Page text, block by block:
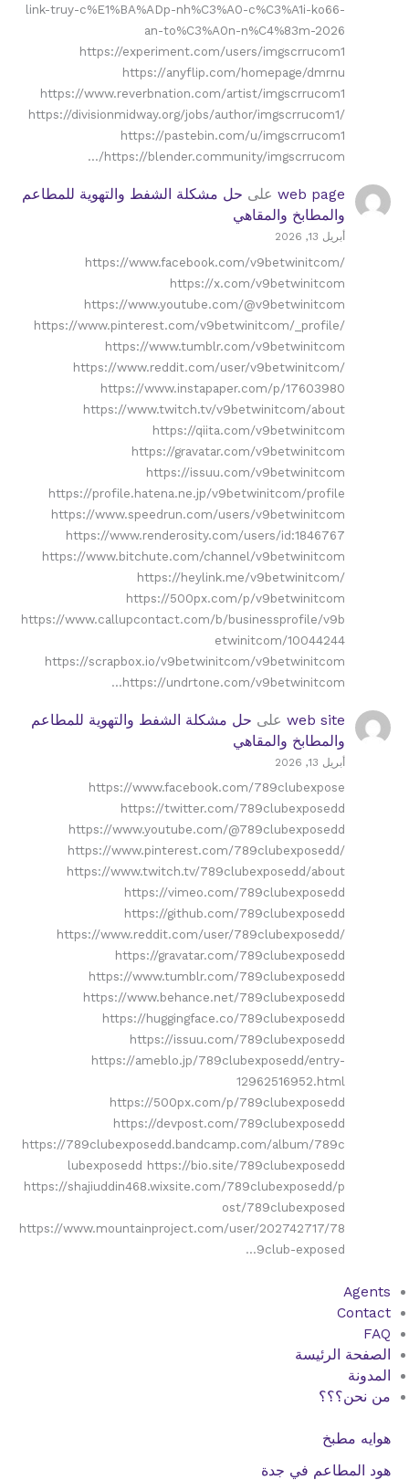
link-truy-c%E1%BA%ADp-nh%C3%A0-c%C3%A1i-ko66-
an-to%C3%A0n-n%C4%83m-2026
https://experiment.com/users/imgscrrucom1
https://anyflip.com/homepage/dmrnu
https://www.reverbnation.com/artist/imgscrrucom1
https://divisionmidway.org/jobs/author/imgscrrucom1/
https://pastebin.com/u/imgscrrucom1
https://blender.community/imgscrrucom/…
web page على حل مشكلة الشفط والتهوية للمطاعم
والمطابخ والمقاهي
أبريل 13, 2026
https://www.facebook.com/v9betwinitcom/
https://x.com/v9betwinitcom
https://www.youtube.com/@v9betwinitcom
https://www.pinterest.com/v9betwinitcom/_profile/
https://www.tumblr.com/v9betwinitcom
https://www.reddit.com/user/v9betwinitcom/
https://www.instapaper.com/p/17603980
https://www.twitch.tv/v9betwinitcom/about
https://qiita.com/v9betwinitcom
https://gravatar.com/v9betwinitcom
https://issuu.com/v9betwinitcom
https://profile.hatena.ne.jp/v9betwinitcom/profile
https://www.speedrun.com/users/v9betwinitcom
https://www.renderosity.com/users/id:1846767
https://www.bitchute.com/channel/v9betwinitcom
https://heylink.me/v9betwinitcom/
https://500px.com/p/v9betwinitcom
https://www.callupcontact.com/b/businessprofile/v9b
etwinitcom/10044244
https://scrapbox.io/v9betwinitcom/v9betwinitcom
https://undrtone.com/v9betwinitcom…
web site على حل مشكلة الشفط والتهوية للمطاعم
والمطابخ والمقاهي
أبريل 13, 2026
https://www.facebook.com/789clubexpose
https://twitter.com/789clubexposedd
https://www.youtube.com/@789clubexposedd
https://www.pinterest.com/789clubexposedd/
https://www.twitch.tv/789clubexposedd/about
https://vimeo.com/789clubexposedd
https://github.com/789clubexposedd
https://www.reddit.com/user/789clubexposedd/
https://gravatar.com/789clubexposedd
https://www.tumblr.com/789clubexposedd
https://www.behance.net/789clubexposedd
https://huggingface.co/789clubexposedd
https://issuu.com/789clubexposedd
https://ameblo.jp/789clubexposedd/entry-
12962516952.html
https://500px.com/p/789clubexposedd
https://devpost.com/789clubexposedd
https://789clubexposedd.bandcamp.com/album/789c
lubexposedd https://bio.site/789clubexposedd
https://shajiuddin468.wixsite.com/789clubexposedd/p
ost/789clubexposed
https://www.mountainproject.com/user/202742717/78
9club-exposed…
Agents
Contact
FAQ
الصفحة الرئيسة
المدونة
من نحن؟؟؟
هوايه مطبخ
هود المطاعم في جدة